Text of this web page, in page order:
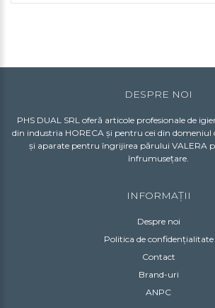
DESPRE NOI
PHS DUAL SRL oferă articole profesionale de
din industria HORECA și pentru cei din domeniul
și aparate pentru îngrijirea părului VALERA
înfrumusețare.
INFORMAȚII
Despre noi
Politica de confidențialitate
Contact
Brand-uri
ANPC